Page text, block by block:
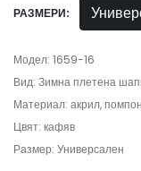
РАЗМЕРИ:
Модел: 1659-16
Вид: Зимна плетена
Материал: акрил,
Цвят: кафяв
Размер: Универсален